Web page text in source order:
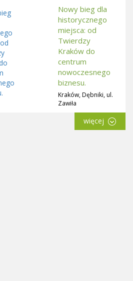
Nowy bieg dla
historycznego
miejsca: od
Twierdzy
Kraków do
centrum
nowoczesnego
biznesu.
Kraków, Dębniki, ul.
Zawiła
więcej